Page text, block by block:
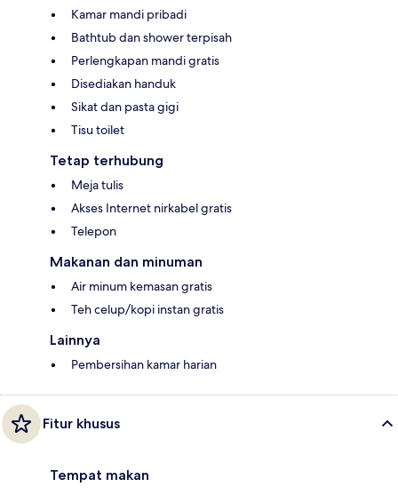
Kamar mandi pribadi
Bathtub dan shower terpisah
Perlengkapan mandi gratis
Disediakan handuk
Sikat dan pasta gigi
Tisu toilet
Tetap terhubung
Meja tulis
Akses Internet nirkabel gratis
Telepon
Makanan dan minuman
Air minum kemasan gratis
Teh celup/kopi instan gratis
Lainnya
Pembersihan kamar harian
Fitur khusus
Tempat makan